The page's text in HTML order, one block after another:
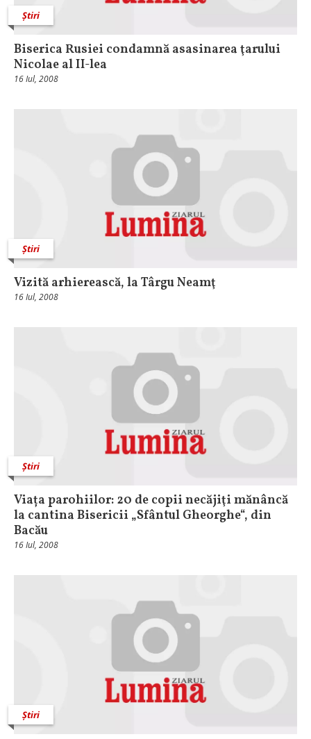
Știri
Biserica Rusiei condamnă asasinarea ţarului
Nicolae al II-lea
16 Iul, 2008
Știri
Vizită arhierească, la Târgu Neamţ
16 Iul, 2008
Știri
Viața parohiilor: 20 de copii necăjiţi mănâncă
la cantina Bisericii „Sfântul Gheorghe“, din
Bacău
16 Iul, 2008
Știri